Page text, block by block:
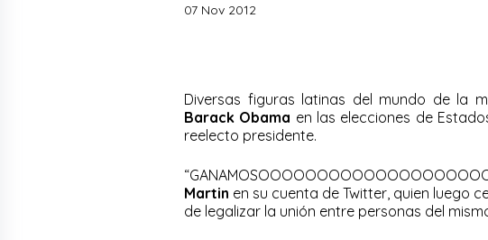
07 Nov 2012
Diversas figuras latinas del mundo de la
Barack Obama en las elecciones de
reelecto presidente.
Martin en su cuenta de Twitter, quien luego
de legalizar la unión entre personas del